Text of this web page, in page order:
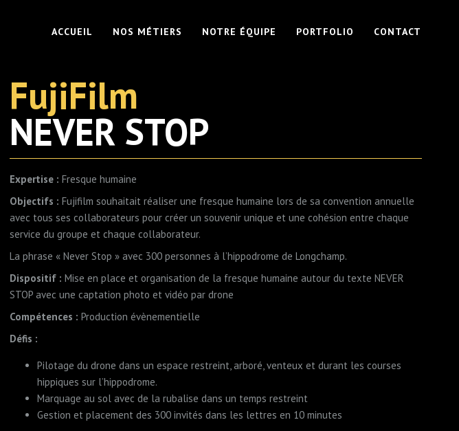
ACCUEIL NOS MÉTIERS NOTRE ÉQUIPE PORTFOLIO CONTACT
FujiFilm
NEVER STOP
Expertise : Fresque humaine
Objectifs : Fujifilm souhaitait réaliser une fresque humaine lors de sa convention annuelle
avec tous ses collaborateurs pour créer un souvenir unique et une cohésion entre chaque
service du groupe et chaque collaborateur.
La phrase « Never Stop » avec 300 personnes à l’hippodrome de Longchamp.
Dispositif : Mise en place et organisation de la fresque humaine autour du texte NEVER
STOP avec une captation photo et vidéo par drone
Compétences : Production évènementielle
Défis :
Pilotage du drone dans un espace restreint, arboré, venteux et durant les courses
hippiques sur l’hippodrome.
Marquage au sol avec de la rubalise dans un temps restreint
Gestion et placement des 300 invités dans les lettres en 10 minutes